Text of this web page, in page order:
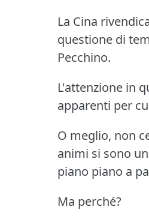
La Cina
questione di
Pecchino.
L'attenzione in
apparenti per
O meglio, non
animi si sono
piano piano a
Ma perché?